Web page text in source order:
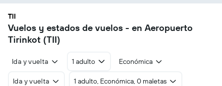
TII
Vuelos y estados de vuelos - en Aeropuerto
Tirinkot (TII)
Ida y vuelta 1 adulto Económica
Ida y vuelta 1 adulto, Económica, 0 maletas